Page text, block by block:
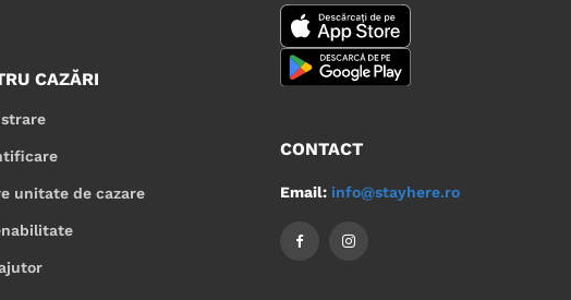
CAZĂRI
unitate de cazare
CONTACT
Email: info@stayhere.ro